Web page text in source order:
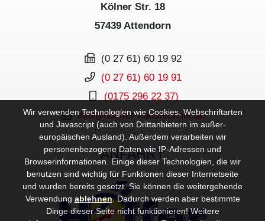
Kölner Str. 18
57439 Attendorn
(0 27 61) 60 19 92
(0 27 61) 60 19 91
(0175 296 22 37)
info@hoeffer-haustechnik.de
ANFAHRT
Wir verwenden Technologien wie Cookies, Webschriftarten
und Javascript (auch von Drittanbietern im außer-
europäischen Ausland). Außerdem verarbeiten wir
personenbezogene Daten wie IP-Adressen und
Browserinformationen. Einige dieser Technologien, die wir
benutzen sind wichtig für Funktionen dieser Internetseite
und wurden bereits gesetzt. Sie können die weitergehende
Verwendung ablehnen.Dadurch werden aber bestimmte
Dinge dieser Seite nicht funktionieren! Weitere